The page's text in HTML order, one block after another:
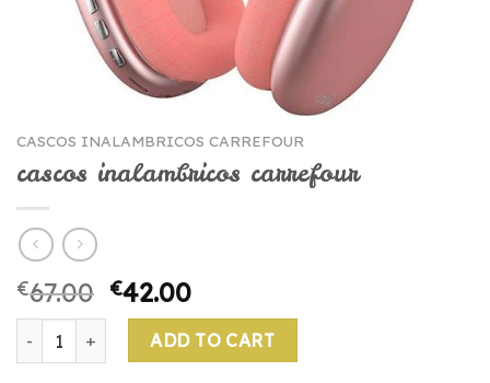
CASCOS INALAMBRICOS CARREFOUR
cascos inalambricos carrefour
€67.00 €42.00
cascos inalambricos carrefour quantity
ADD TO CART